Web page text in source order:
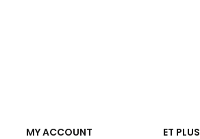
MY ACCOUNT ET PLUS